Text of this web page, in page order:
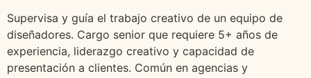
Supervisa y guía el trabajo creativo de un equipo de
diseñadores. Cargo senior que requiere 5+ años de
experiencia, liderazgo creativo y capacidad de
presentación a clientes. Común en agencias y